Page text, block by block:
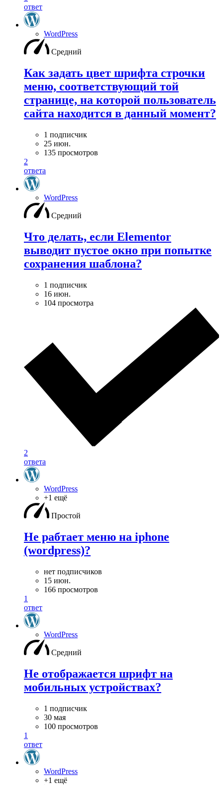
ответ
WordPress
Средний
Как задать цвет шрифта строчки
меню, соответствующий той
странице, на которой пользователь
сайта находится в данный момент?
1 подписчик
25 июн.
135 просмотров
2
ответа
WordPress
Средний
Что делать, если Elementor
выводит пустое окно при попытке
сохранения шаблона?
1 подписчик
16 июн.
104 просмотра
2
ответа
WordPress
+1 ещё
Простой
Не рабтает меню на iphone
(wordpress)?
нет подписчиков
15 июн.
166 просмотров
1
ответ
WordPress
Средний
Не отображается шрифт на
мобильных устройствах?
1 подписчик
30 мая
100 просмотров
1
ответ
WordPress
+1 ещё